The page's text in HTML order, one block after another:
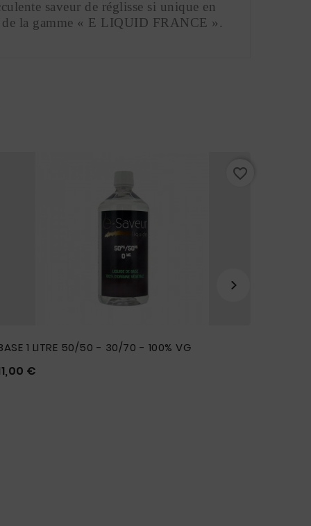
saveur de réglisse si unique en
la gamme « E LIQUID FRANCE ».
1 LITRE 50/50 - 30/70 - 100% VG

€
favorite_border